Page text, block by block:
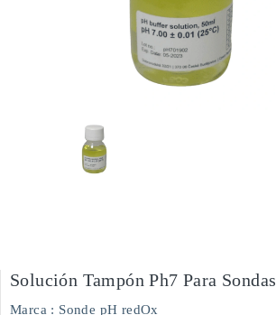
Solución Tampón Ph7 Para Sondas
Marca : Sonde pH redOx